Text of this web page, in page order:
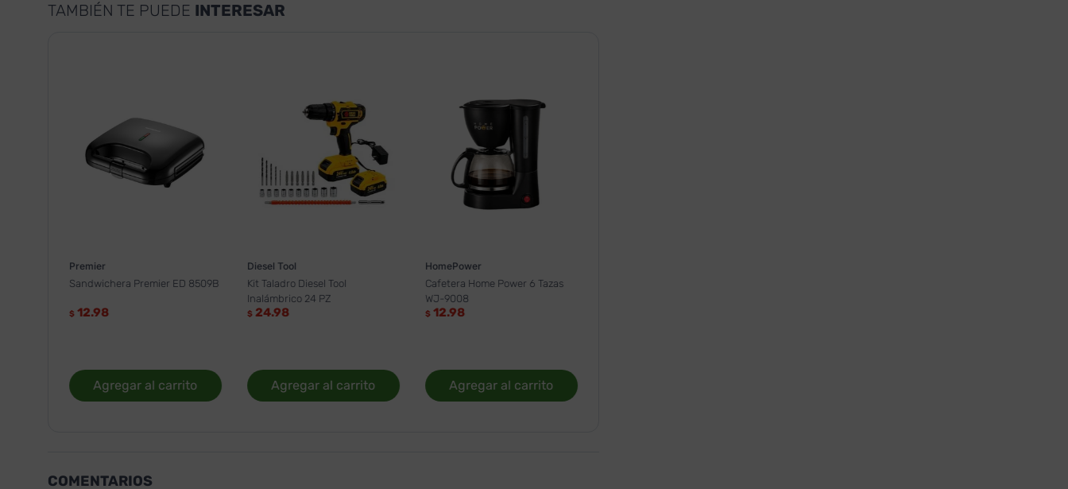
TAMBIÉN TE PUEDE INTERESAR
Premier
Sandwichera Premier ED 8509B
$ 12.98
Agregar al carrito
Diesel Tool
Kit Taladro Diesel Tool
Inalámbrico 24 PZ
$ 24.98
Agregar al carrito
HomePower
Cafetera Home Power 6 Tazas
WJ-9008
$ 12.98
Agregar al carrito
COMENTARIOS